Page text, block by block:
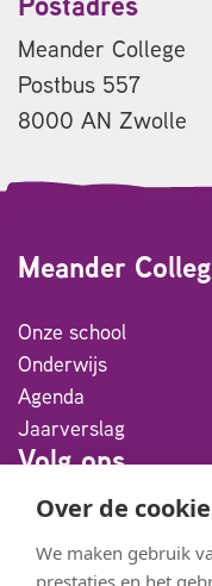
Over de
We maken gebruik
prestaties en het
Postadres
Meander College
Postbus 557
8000 AN Zwolle
Meander
Onze school
Onderwijs
Agenda
Jaarverslag
Volg ons
Instagram